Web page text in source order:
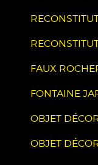
FAUX
FONTAINE
OBJET
OBJET